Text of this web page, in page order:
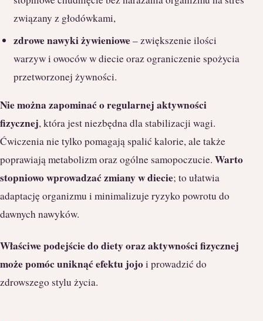
związany z głodówkami,
zdrowe nawyki żywieniowe– zwiększenie ilości
warzyw i owoców w diecie oraz ograniczenie spożycia
przetworzonej żywności.
Nie można zapominać o regularnej aktywności
fizycznej, która jest niezbędna dla stabilizacji wagi.
Ćwiczenia nie tylko pomagają spalić kalorie, ale także
poprawiają metabolizm oraz ogólne samopoczucie. Warto
stopniowo wprowadzać zmiany w diecie; to ułatwia
adaptację organizmu i minimalizuje ryzyko powrotu do
dawnych nawyków.
Właściwe podejście do diety oraz aktywności fizycznej
może pomóc uniknąć efektu jojoi prowadzić do
zdrowszego stylu życia.